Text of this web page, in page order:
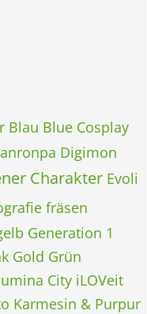
Blau Blue Cosplay
Digimon
Charakter Evoli
fräsen
Generation 1
Gold Grün
City iLOVeit
Karmesin & Purpur